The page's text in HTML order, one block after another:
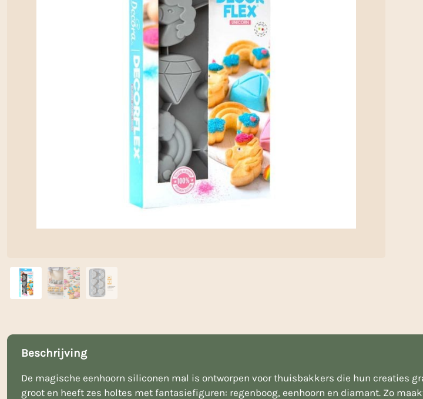
Beschrijving
De magische eenhoorn siliconen mal is ontworpen voor thuisbakkers die hun creaties
groot en heeft zes holtes met fantasiefiguren: regenboog, eenhoorn en diamant. Zo